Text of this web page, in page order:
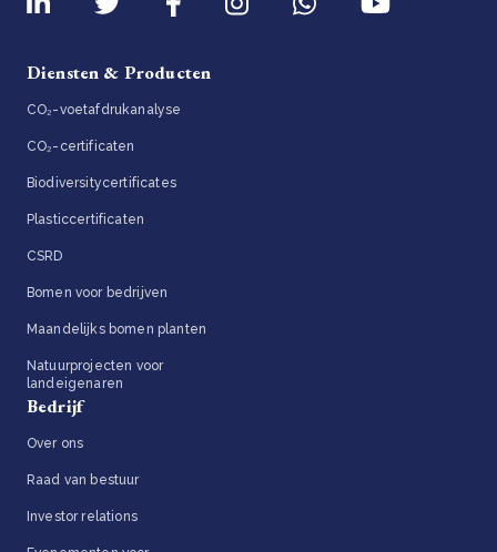
Diensten & Producten
CO₂-voetafdrukanalyse
CO₂-certificaten
Biodiversitycertificates
Plasticcertificaten
CSRD
Bomen voor bedrijven
Maandelijks bomen planten
Natuurprojecten voor
landeigenaren
Bedrijf
Over ons
Raad van bestuur
Investor relations